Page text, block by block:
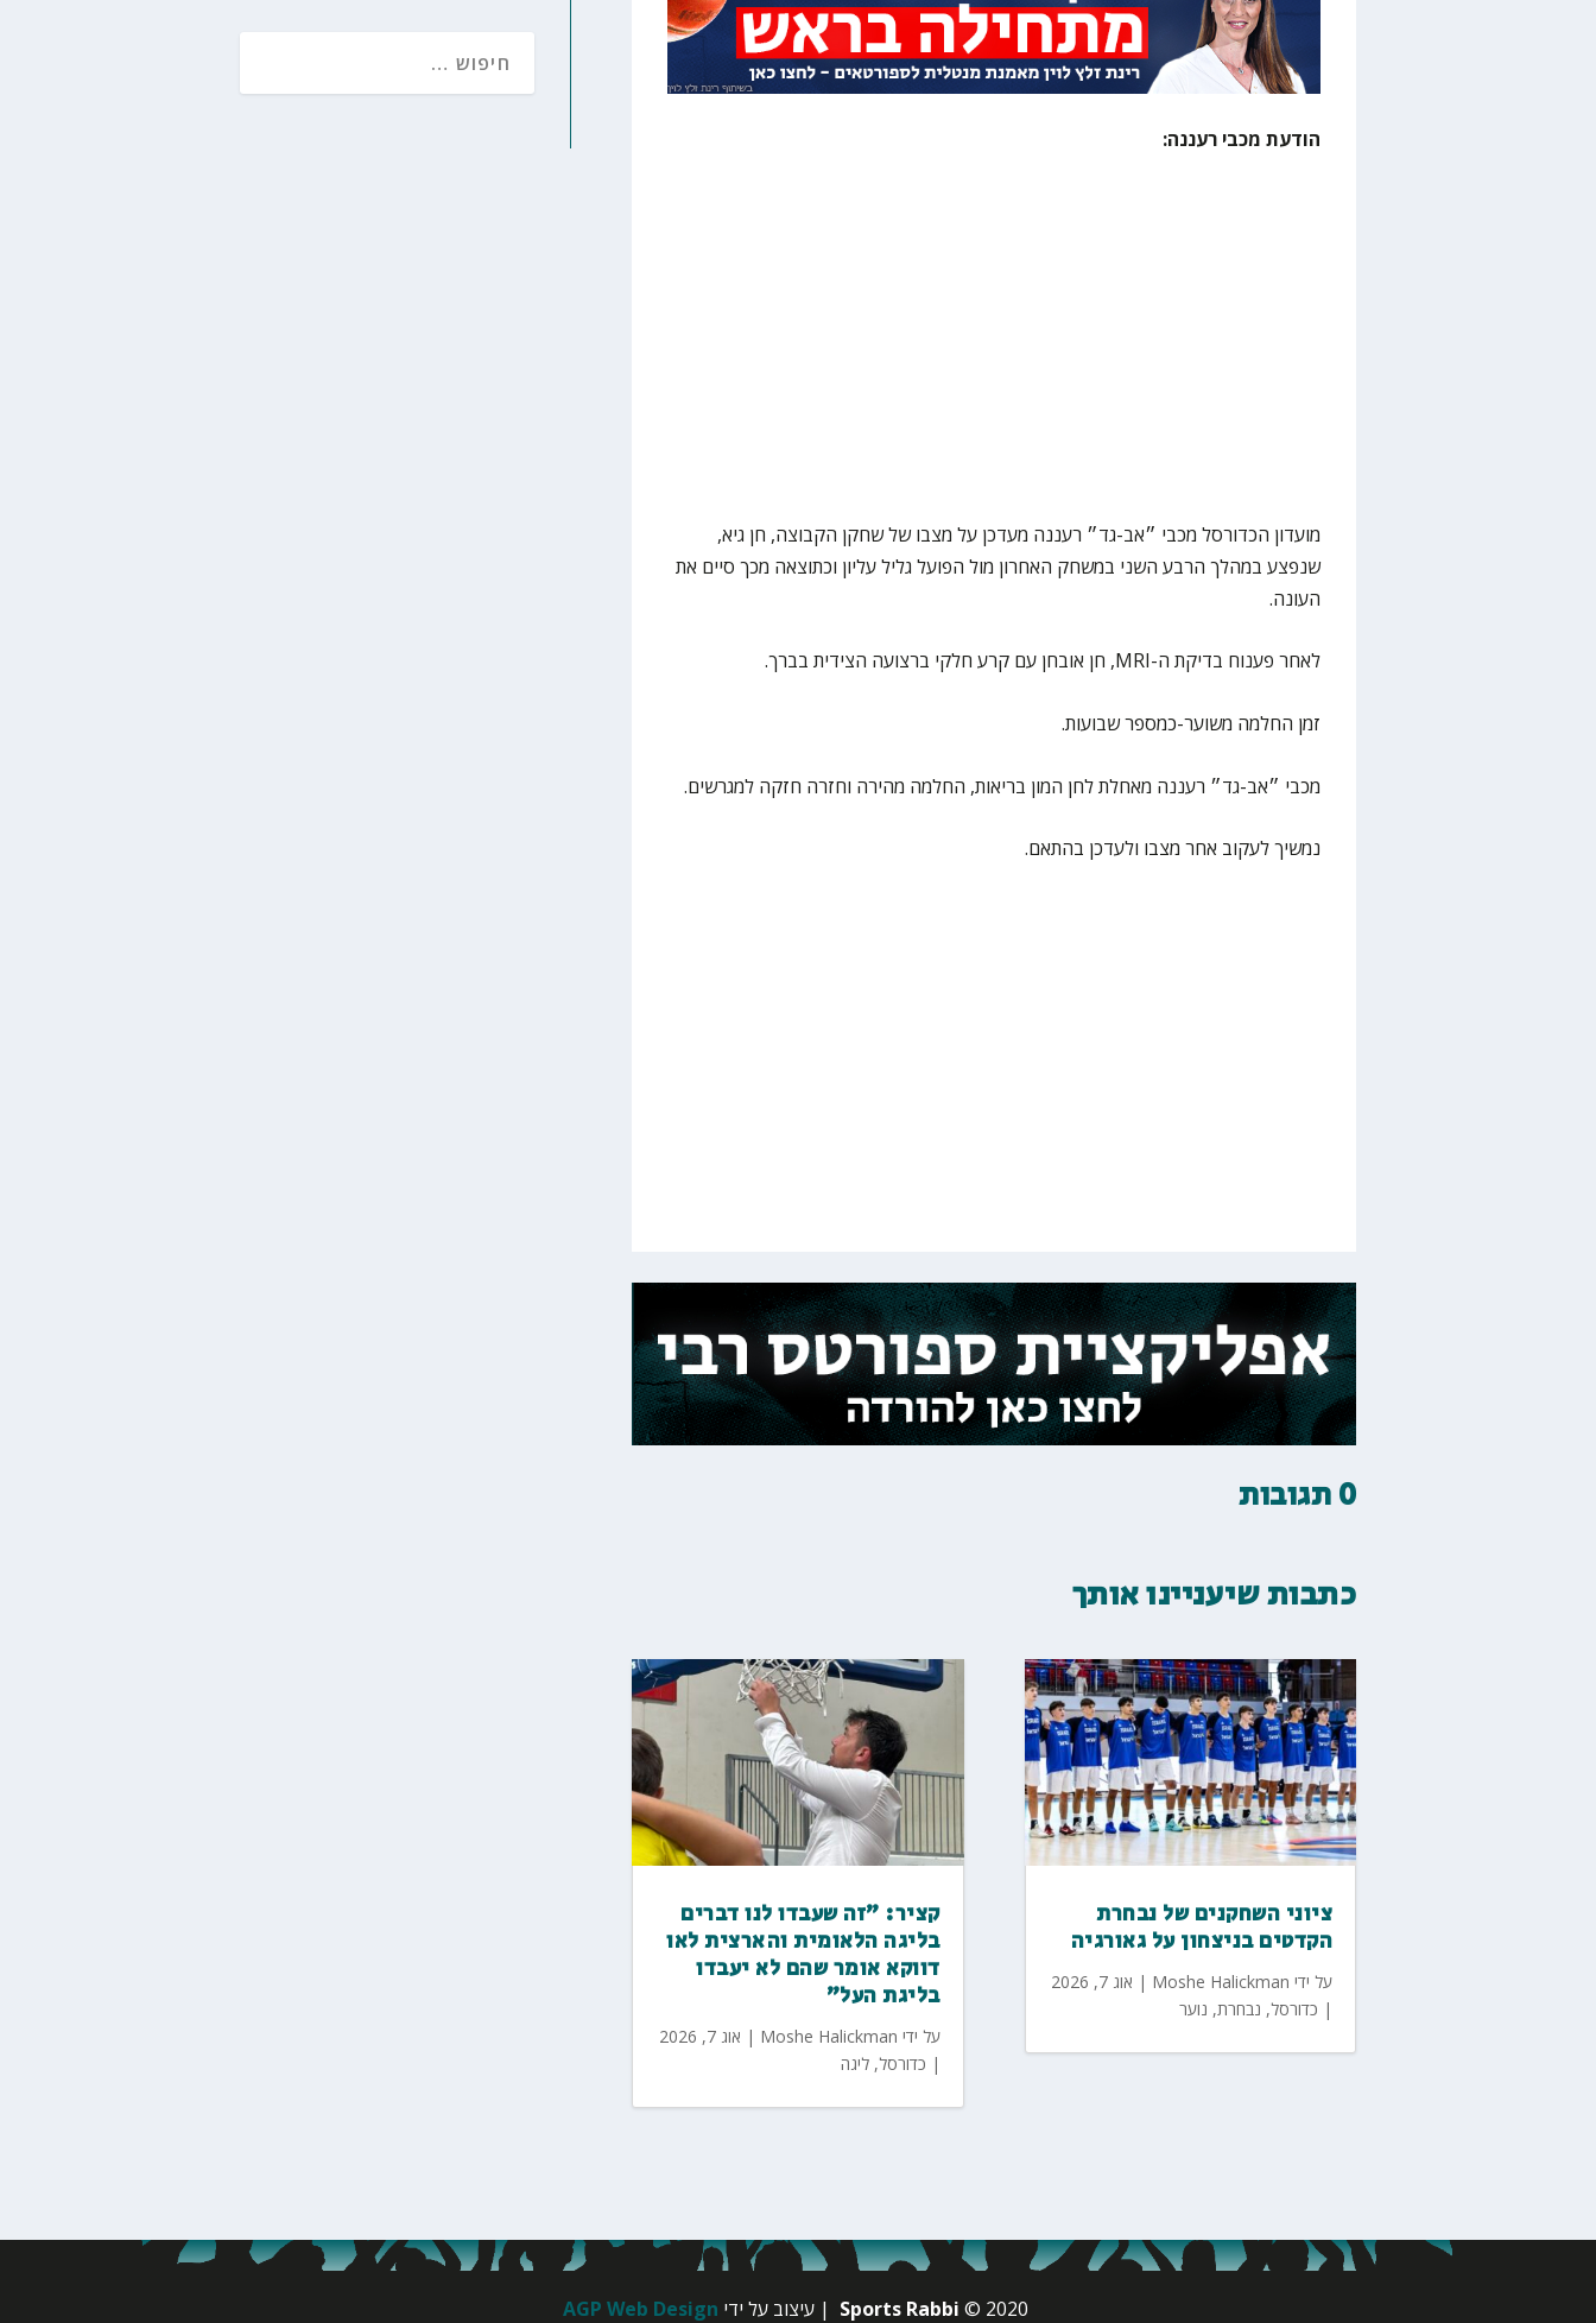
הודעת מכבי רעננה:
מועדון הכדורסל מכבי ״אב-גד״ רעננה מעדכן על מצבו של שחקן הקבוצה, חן גיא,
שנפצע במהלך הרבע השני במשחק האחרון מול הפועל גליל עליון וכתוצאה מכך סיים את
העונה.
לאחר פענוח בדיקת ה-MRI, חן אובחן עם קרע חלקי ברצועה הצידית בברך.
זמן החלמה משוער-כמספר שבועות.
מכבי ״אב-גד״ רעננה מאחלת לחן המון בריאות, החלמה מהירה וחזרה חזקה למגרשים.
נמשיך לעקוב אחר מצבו ולעדכן בהתאם.
0 תגובות
כתבות שיעניינו אותך
קציר: "זה שעבדו לנו דברים
בליגה הלאומית והארצית לאו
דווקא אומר שהם לא יעבדו
בליגת העל"
על ידי Moshe Halickman
| אוג 7, 2026
| כדורסל,ליגה
ציוני השחקנים של נבחרת
הקדטים בניצחון על גאורגיה
על ידי Moshe Halickman
| אוג 7, 2026
| כדורסל, נבחרת, נוער
Sports Rabbi © 2020 | עיצוב על ידי AGP Web Design